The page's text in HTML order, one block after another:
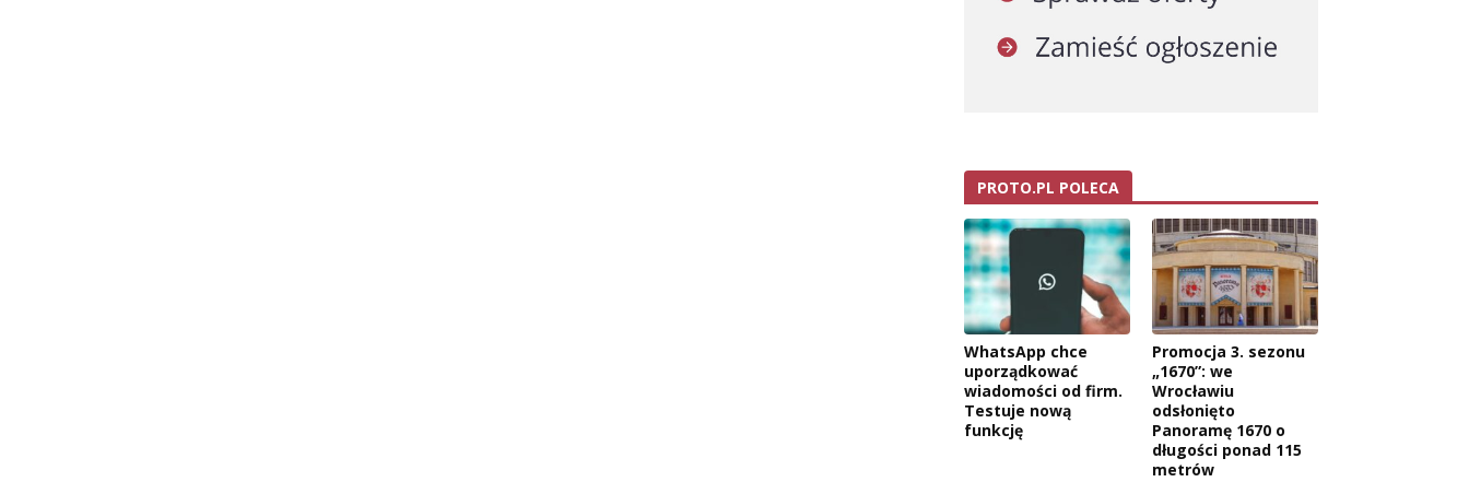
PROTO.PL POLECA
WhatsApp chce
uporządkować
wiadomości od firm.
Testuje nową
funkcję
Promocja 3. sezonu
„1670”: we
Wrocławiu
odsłonięto
Panoramę 1670 o
długości ponad 115
metrów